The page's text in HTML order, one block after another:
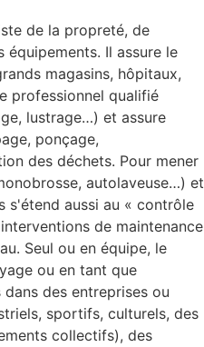
de la propreté, de
Il assure le
magasins, hôpitaux,
professionnel qualifié
lustrage…) et assure
ponçage,
des déchets. Pour mener
autolaveuse…) et
s'étend aussi au « contrôle
de maintenance
Seul ou en équipe, le
ou en tant que
des entreprises ou
sportifs, culturels, des
collectifs), des